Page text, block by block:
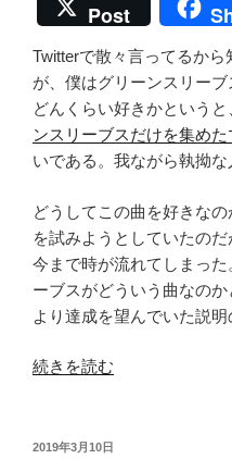
Post
Twitterで散々言ってるから
が、僕はグリーンスリーブ
どんくらい好きかというと
ンスリーブスだけを集めた
いである。我ながら執拗な
どうしてこの曲を好きな
を試みようとしていたの
今まで時が流れてしまっ
ーブスがどういう曲なの
より達成を望んでいた説明
“グ
ン
続きを読む
投
2019年3月10日